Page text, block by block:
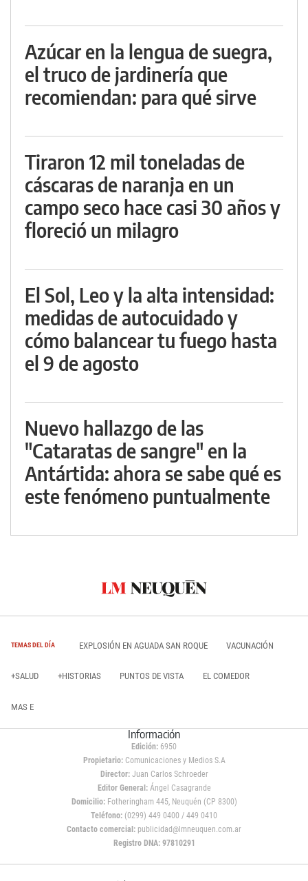
Azúcar en la lengua de suegra,
el truco de jardinería que
recomiendan: para qué sirve
Tiraron 12 mil toneladas de
cáscaras de naranja en un
campo seco hace casi 30 años y
floreció un milagro
El Sol, Leo y la alta intensidad:
medidas de autocuidado y
cómo balancear tu fuego hasta
el 9 de agosto
Nuevo hallazgo de las
"Cataratas de sangre" en la
Antártida: ahora se sabe qué es
este fenómeno puntualmente
TEMAS DEL DÍA EXPLOSIÓN EN AGUADA SAN ROQUE VACUNACIÓN
+SALUD +HISTORIAS PUNTOS DE VISTA EL COMEDOR
MAS E
Información
Edición: 6950
Propietario:Comunicaciones y Medios S.A
Director: Juan Carlos Schroeder
Editor General:Ángel Casagrande
Domicilio:Fotheringham 445, Neuquén (CP 8300)
Teléfono: (0299) 449 0400 / 449 0410
Contacto comercial: publicidad@lmneuquen.com.ar
Registro DNA: 97810291